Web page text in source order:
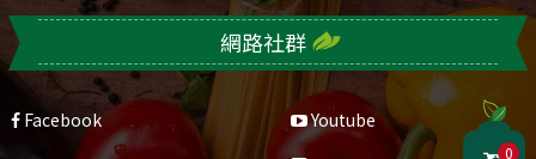
網路社群
Facebook
Youtube
0